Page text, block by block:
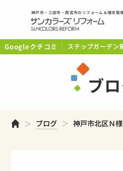
神戸市・三田市・西宮市のリフォーム＆増改築
Googleクチコミ ステップガーデン
ブ
ホームブログ 神戸市北区Ｎ様